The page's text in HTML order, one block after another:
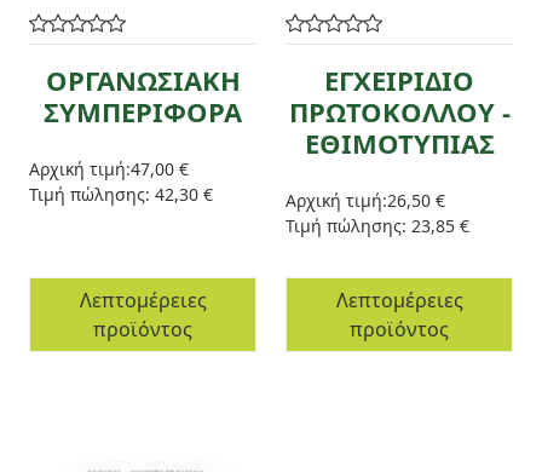
ΟΡΓΑΝΩΣΙΑΚΗ
ΣΥΜΠΕΡΙΦΟΡΑ
Αρχική τιμή:47,00 €
Τιμή πώλησης: 42,30 €
Λεπτομέρειες
προϊόντος
ΕΓΧΕΙΡΙΔΙΟ
ΠΡΩΤΟΚΟΛΛΟΥ -
ΕΘΙΜΟΤΥΠΙΑΣ
Αρχική τιμή:26,50 €
Τιμή πώλησης: 23,85 €
Λεπτομέρειες
προϊόντος